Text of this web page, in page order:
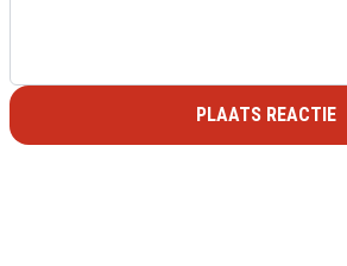
PLAATS REACTIE